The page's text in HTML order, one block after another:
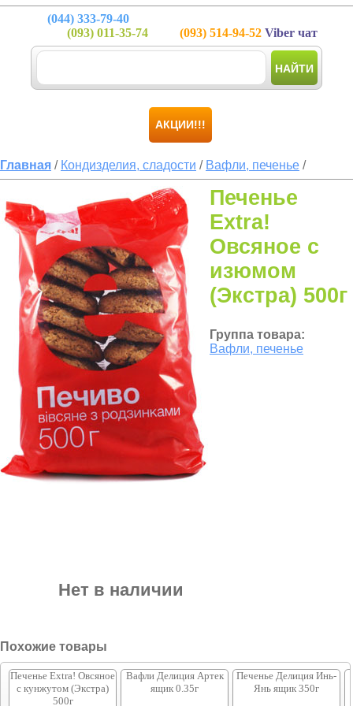
(044) 333-79-40
(093) 011-35-74 (093) 514-94-52 Viber чат
НАЙТИ
АКЦИИ!!!
Главная / Кондизделия, сладости / Вафли, печенье /
Печенье
Extra!
Овсяное с
изюмом
(Экстра) 500г
Группа товара:
Вафли, печенье
Нет в наличии
Похожие товары
Печенье Extra! Овсяное
с кунжутом (Экстра)
500г
Вафли Делиция Артек
ящик 0.35г
Печенье Делиция Инь-
Янь ящик 350г